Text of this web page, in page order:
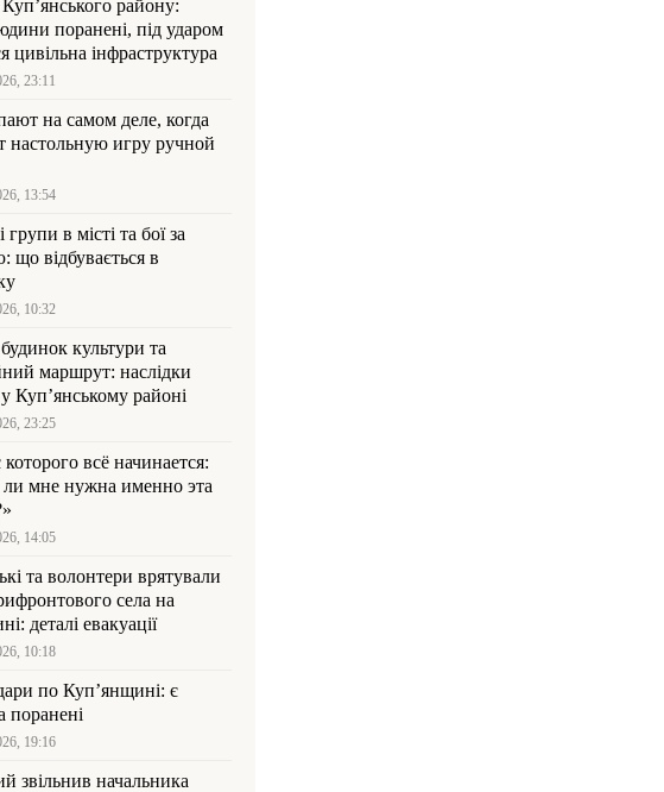
району:
поранені, під ударом
цивільна інфраструктура
23:11
на самом деле, когда
настольную игру ручной
13:54
в місті та бої за
що відбувається в
10:32
культури та
маршрут: наслідки
у Куп’янському районі
23:25
всё начинается:
мне нужна именно эта
14:05
та волонтери врятували
села на
деталі евакуації
10:18
по Куп’янщині: є
поранені
19:16
звільнив начальника